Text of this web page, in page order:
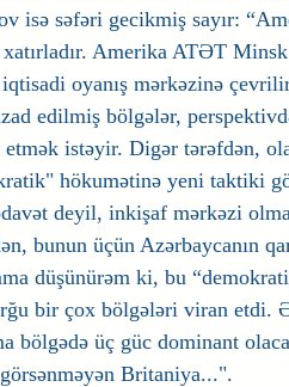
isə səfəri gecikmiş sayır:
Amerika ATƏT
oyanış mərkəzinə
edilmiş bölgələr,
istəyir. Digər tərəfdən,
hökumətinə yeni taktiki
deyil, inkişaf mərkəzi
bunun üçün Azərbaycanın
düşünürəm ki, bu
bir çox bölgələri viran
bölgədə üç güc dominant
Britaniya...".